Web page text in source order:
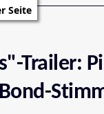
Seite
Trailer: